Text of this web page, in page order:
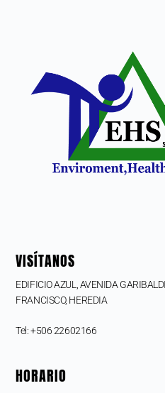
VISÍTANOS
EDIFICIO AZUL, AVENIDA
FRANCISCO, HEREDIA
Tel: +506 22602166
HORARIO